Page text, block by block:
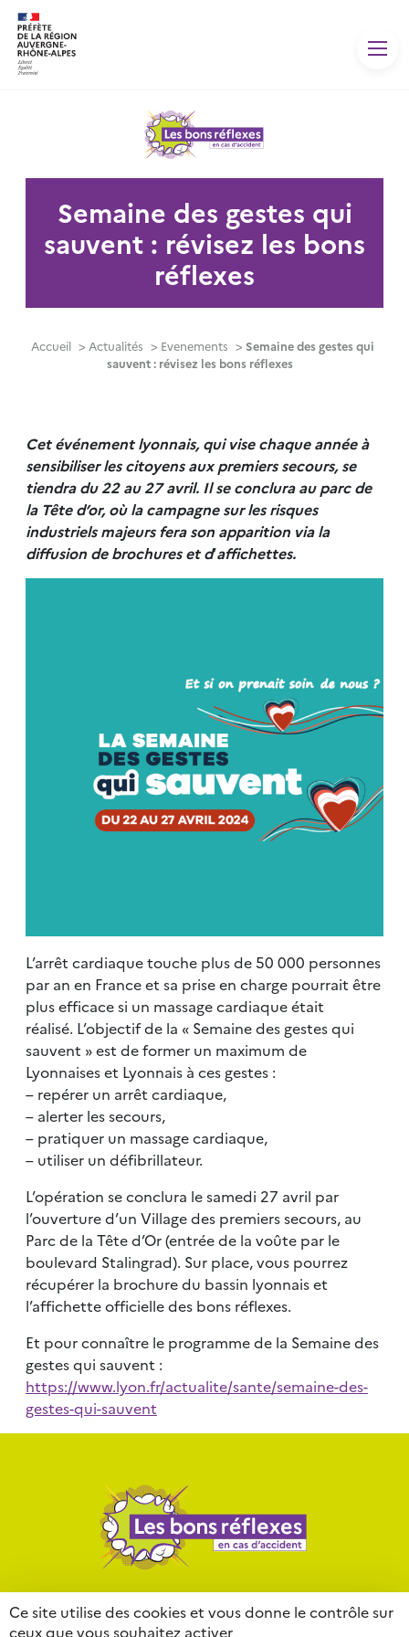
Semaine des gestes qui
sauvent : révisez les bons
réflexes
Accueil > Actualités > Evenements > Semaine des gestes qui
sauvent : révisez les bons réflexes
Cet événement lyonnais, qui vise chaque année à
sensibiliser les citoyens aux premiers secours, se
tiendra du 22 au 27 avril. Il se conclura au parc de
la Tête d’or, où la campagne sur les risques
industriels majeurs fera son apparition via la
diffusion de brochures et d‘affichettes.
L’arrêt cardiaque touche plus de 50 000 personnes
par an en France et sa prise en charge pourrait être
plus efficace si un massage cardiaque était
réalisé. L’objectif de la « Semaine des gestes qui
sauvent » est de former un maximum de
Lyonnaises et Lyonnais à ces gestes :
– repérer un arrêt cardiaque,
– alerter les secours,
– pratiquer un massage cardiaque,
– utiliser un défibrillateur.
L’opération se conclura le samedi 27 avril par
l’ouverture d’un Village des premiers secours, au
Parc de la Tête d’Or (entrée de la voûte par le
boulevard Stalingrad). Sur place, vous pourrez
récupérer la brochure du bassin lyonnais et
l’affichette officielle des bons réflexes.
Et pour connaître le programme de la Semaine des
gestes qui sauvent :
https://www.lyon.fr/actualite/sante/semaine-des-
gestes-qui-sauvent
Contact Mentions légales
Liens
Partenaires
Lexique
Panneau de gestion des cookies
Ce site utilise des cookies et vous donne le contrôle sur
ceux que vous souhaitez activer